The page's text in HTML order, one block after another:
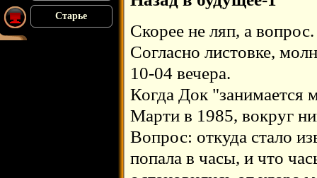
Старье
Скорее не ляп, а вопрос.
Согласно листовке,
10-04 вечера.
Когда Док "занимается
Марти в 1985, вокруг
Вопрос: откуда стало
попала в часы, и что